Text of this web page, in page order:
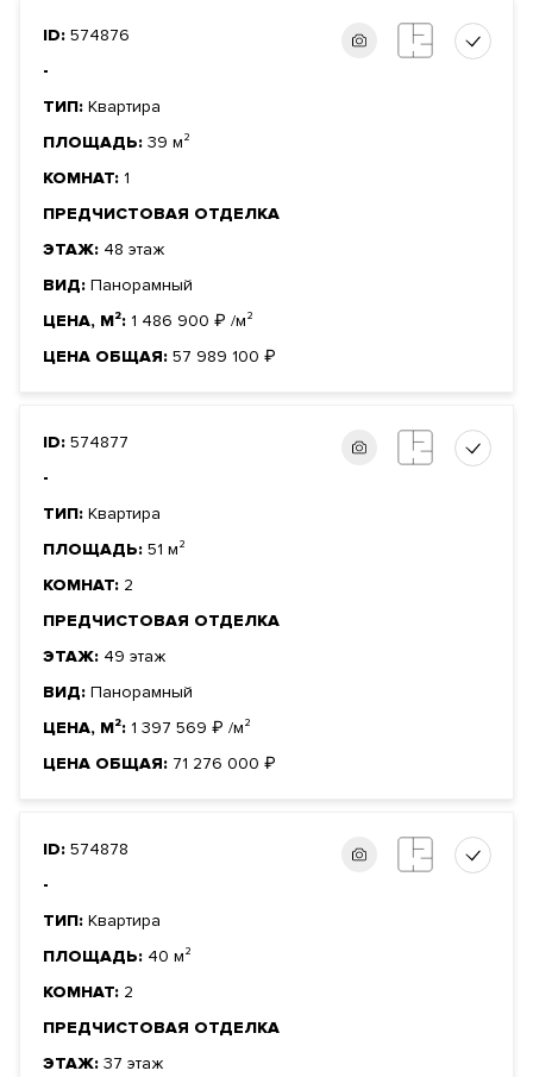
ID: 574876
-
ТИП: Квартира
ПЛОЩАДЬ: 39 м²
КОМНАТ: 1
ПРЕДЧИСТОВАЯ ОТДЕЛКА
ЭТАЖ: 48 этаж
ВИД: Панорамный
ЦЕНА, М²: 1 486 900 ₽ /м²
ЦЕНА ОБЩАЯ: 57 989 100 ₽
ID: 574877
-
ТИП: Квартира
ПЛОЩАДЬ: 51 м²
КОМНАТ: 2
ПРЕДЧИСТОВАЯ ОТДЕЛКА
ЭТАЖ: 49 этаж
ВИД: Панорамный
ЦЕНА, М²: 1 397 569 ₽ /м²
ЦЕНА ОБЩАЯ: 71 276 000 ₽
ID: 574878
-
ТИП: Квартира
ПЛОЩАДЬ: 40 м²
КОМНАТ: 2
ПРЕДЧИСТОВАЯ ОТДЕЛКА
ЭТАЖ: 37 этаж